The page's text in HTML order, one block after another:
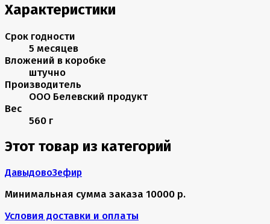
Характеристики
Срок годности
5 месяцев
Вложений в коробке
штучно
Производитель
ООО Белевский продукт
Вес
560 г
Этот товар из категорий
ДавыдовоЗефир
Минимальная сумма заказа 10000 р.
Условия доставки и оплаты